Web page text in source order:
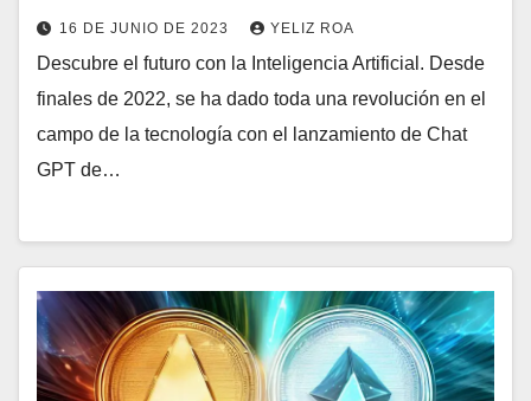
16 DE JUNIO DE 2023 YELIZ ROA
Descubre el futuro con la Inteligencia Artificial. Desde
finales de 2022, se ha dado toda una revolución en el
campo de la tecnología con el lanzamiento de Chat
GPT de…